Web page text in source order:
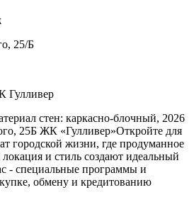
25/Б
Гулливер
стен: каркасно-блочный, 2026
25Б ЖК «Гулливер»Откройте для
городской жизни, где продуманное
и стиль создают идеальный
- специальные программы и
обмену и кредитованию